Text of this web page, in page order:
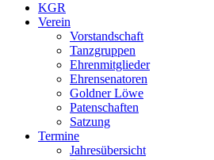
KGR
Verein
Vorstandschaft
Tanzgruppen
Ehrenmitglieder
Ehrensenatoren
Goldner Löwe
Patenschaften
Satzung
Termine
Jahresübersicht